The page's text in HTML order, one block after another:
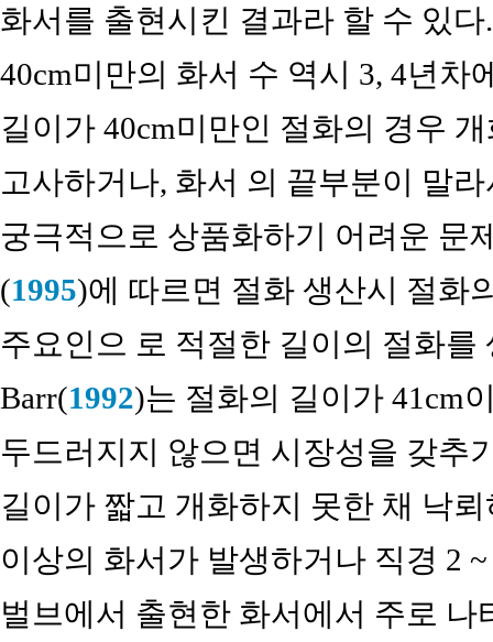
화서를 출현시킨 결과라 할 수 있
40cm미만의 화서 수 역시 3, 4년
길이가 40cm미만인 절화의 경우
고사하거나, 화서 의 끝부분이 말
궁극적으로 상품화하기 어려운 문
(1995)에 따르면 절화 생산시 절화
주요인으 로 적절한 길이의 절화를
Barr(1992)는 절화의 길이가 41cm
두드러지지 않으면 시장성을 갖추
길이가 짧고 개화하지 못한 채 낙
이상의 화서가 발생하거나 직경 2
벌브에서 출현한 화서에서 주로